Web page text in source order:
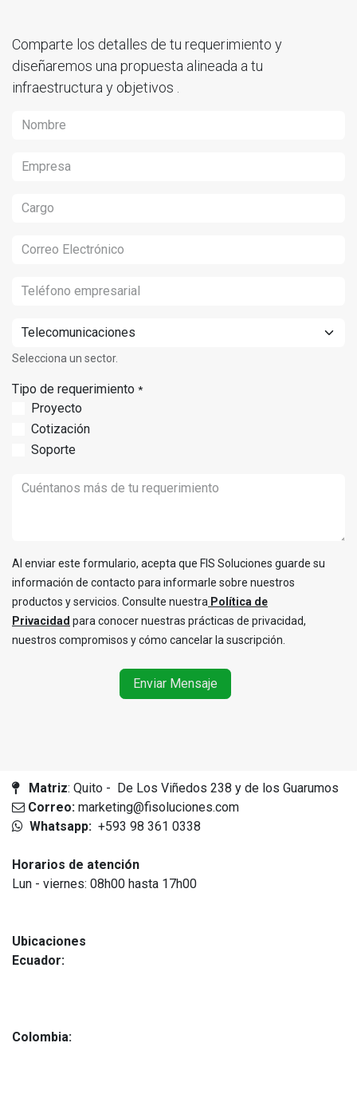
Comparte los detalles de tu requerimiento y
diseñaremos una propuesta alineada a tu
infraestructura y objetivos .
Selecciona un sector.
Tipo de requerimiento *
Proyecto
Cotización
Soporte
Al enviar este formulario, acepta que FIS Soluciones guarde su
información de contacto para informarle sobre nuestros
productos y servicios. Consulte nuestra Política de
Privacidad para conocer nuestras prácticas de privacidad,
nuestros compromisos y cómo cancelar la suscripción.
Enviar Mensaje
Matriz: Quito - De Los Viñedos 238 y de los Guarumos
Correo: marketing@fisoluciones.com
Whatsapp: +593 98 361 0338
Horarios de atención
Lun - viernes: 08h00 hasta 17h00
Ubicaciones
Ecuador:
Colombia: